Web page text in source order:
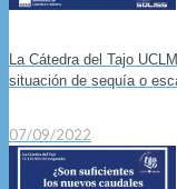
La Cátedra del Tajo
situación de sequía o
07/09/2022